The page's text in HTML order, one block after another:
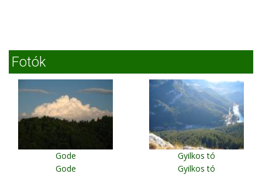
Fotók
Gode
Gode
Gyilkos tó
Gyilkos tó